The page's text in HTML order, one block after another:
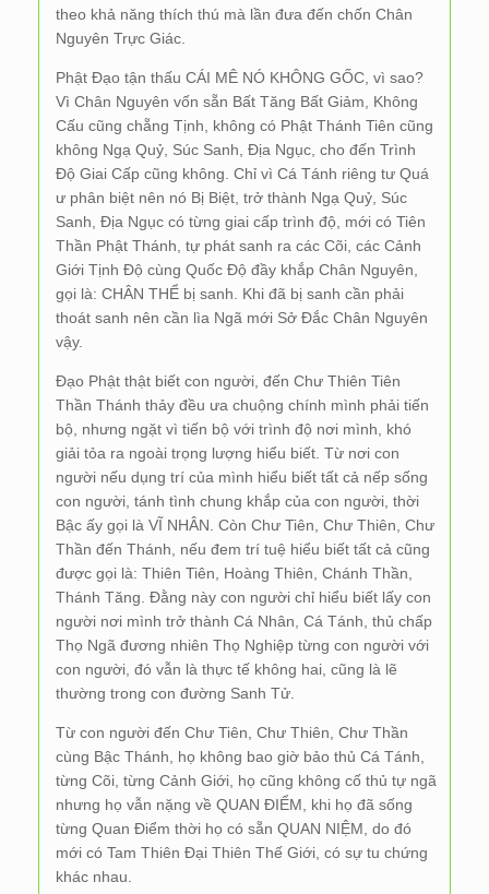
theo khả năng thích thú mà lần đưa đến chốn Chân
Nguyên Trực Giác.
Phật Đạo tận thấu CÁI MÊ NÓ KHÔNG GỐC, vì sao?
Vì Chân Nguyên vốn sẵn Bất Tăng Bất Giảm, Không
Cấu cũng chẵng Tịnh, không có Phật Thánh Tiên cũng
không Ngạ Quỷ, Súc Sanh, Địa Ngục, cho đến Trình
Độ Giai Cấp cũng không. Chỉ vì Cá Tánh riêng tư Quá
ư phân biệt nên nó Bị Biệt, trở thành Ngạ Quỷ, Súc
Sanh, Địa Ngục có từng giai cấp trình độ, mới có Tiên
Thần Phật Thánh, tự phát sanh ra các Cõi, các Cảnh
Giới Tịnh Độ cùng Quốc Độ đầy khắp Chân Nguyên,
gọi là: CHÂN THỂ bị sanh. Khi đã bị sanh cần phải
thoát sanh nên cần lìa Ngã mới Sở Đắc Chân Nguyên
vậy.
Đạo Phật thật biết con người, đến Chư Thiên Tiên
Thần Thánh thảy đều ưa chuộng chính mình phải tiến
bộ, nhưng ngặt vì tiến bộ với trình độ nơi mình, khó
giải tỏa ra ngoài trọng lượng hiểu biết. Từ nơi con
người nếu dụng trí của mình hiểu biết tất cả nếp sống
con người, tánh tình chung khắp của con người, thời
Bậc ấy gọi là VĨ NHÂN. Còn Chư Tiên, Chư Thiên, Chư
Thần đến Thánh, nếu đem trí tuệ hiểu biết tất cả cũng
được gọi là: Thiên Tiên, Hoàng Thiên, Chánh Thần,
Thánh Tăng. Đằng này con người chỉ hiểu biết lấy con
người nơi mình trở thành Cá Nhân, Cá Tánh, thủ chấp
Thọ Ngã đương nhiên Thọ Nghiệp từng con người với
con người, đó vẫn là thực tế không hai, cũng là lẽ
thường trong con đường Sanh Tử.
Từ con người đến Chư Tiên, Chư Thiên, Chư Thần
cùng Bậc Thánh, họ không bao giờ bảo thủ Cá Tánh,
từng Cõi, từng Cảnh Giới, họ cũng không cố thủ tự ngã
nhưng họ vẫn nặng về QUAN ĐIỂM, khi họ đã sống
từng Quan Điểm thời họ có sẵn QUAN NIỆM, do đó
mới có Tam Thiên Đại Thiên Thế Giới, có sự tu chứng
khác nhau.